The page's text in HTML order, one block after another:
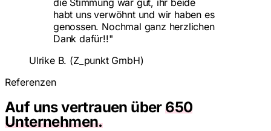
habt uns verwöhnt und wir haben es
genossen. Nochmal ganz herzlichen
Dank dafür!!"
Ulrike B. (Z_punkt GmbH)
Referenzen
Auf uns vertrauen über650
Unternehmen.